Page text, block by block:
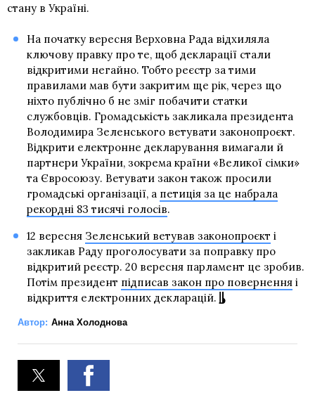
стану в Україні.
На початку вересня Верховна Рада відхиляла
ключову правку про те, щоб декларації стали
відкритими негайно. Тобто реєстр за тими
правилами мав бути закритим ще рік, через що
ніхто публічно б не зміг побачити статки
службовців. Громадськість закликала президента
Володимира Зеленського ветувати законопроєкт.
Відкрити електронне декларування вимагали й
партнери України, зокрема країни «Великої сімки»
та Євросоюзу. Ветувати закон також просили
громадські організації, а петиція за це набрала
рекордні 83 тисячі голосів.
12 вересня Зеленський ветував законопроєкт і
закликав Раду проголосувати за поправку про
відкритий реєстр. 20 вересня парламент це зробив.
Потім президент підписав закон про поверненняі
відкриття електронних декларацій.
Автор: Анна Холоднова